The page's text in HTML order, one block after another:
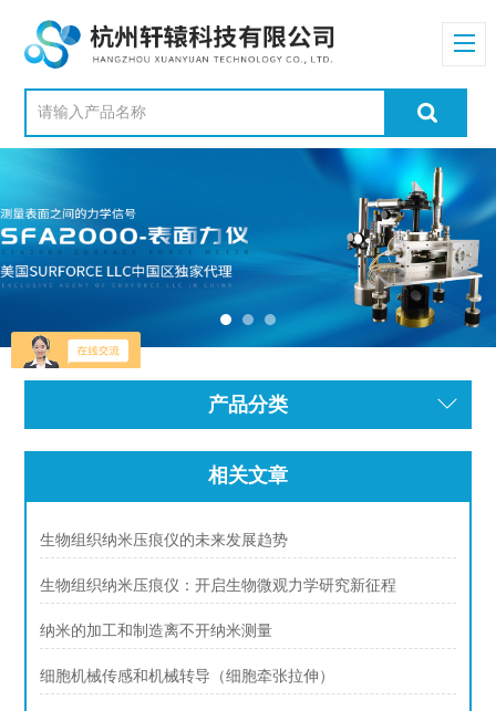
产品分类
相关文章
生物组织纳米压痕仪的未来发展趋势
生物组织纳米压痕仪：开启生物微观力学研究新征程
纳米的加工和制造离不开纳米测量
细胞机械传感和机械转导（细胞牵张拉伸）